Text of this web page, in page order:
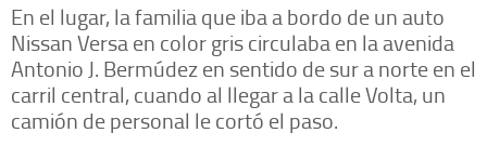
En el lugar, la familia que iba a bordo de un auto
Nissan Versa en color gris circulaba en la avenida
Antonio J. Bermúdez en sentido de sur a norte en el
carril central, cuando al llegar a la calle Volta, un
camión de personal le cortó el paso.